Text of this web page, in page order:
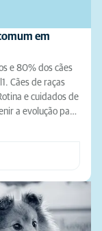
em
e 80% dos cães
Cães de raças
e cuidados de
a evolução pa…